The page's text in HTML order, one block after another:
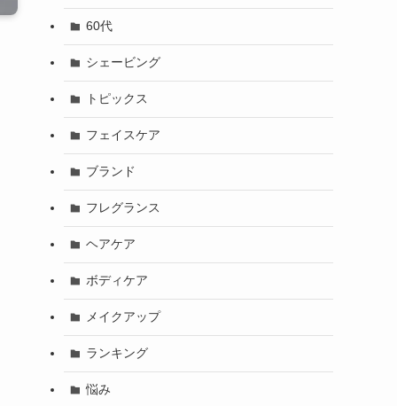
60代
シェービング
トピックス
フェイスケア
ブランド
フレグランス
ヘアケア
ボディケア
メイクアップ
ランキング
悩み